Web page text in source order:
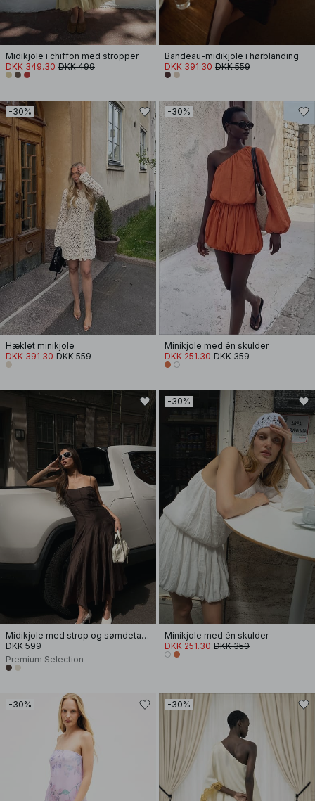
Midikjole i chiffon med stropper
DKK 349.30 DKK 499
Bandeau-midikjole i hørblanding
DKK 391.30 DKK 559
-30%
Hæklet minikjole
DKK 391.30 DKK 559
-30%
Minikjole med én skulder
DKK 251.30 DKK 359
Midikjole med strop og sømdetalje
DKK 599
Premium Selection
-30%
Minikjole med én skulder
DKK 251.30 DKK 359
-30% -30%